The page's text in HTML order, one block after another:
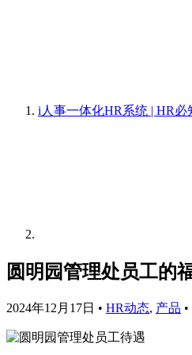
i人事一体化HR系统 | HR必
圆明园管理处员工的
2024年12月17日 • HR动态, 产品 •